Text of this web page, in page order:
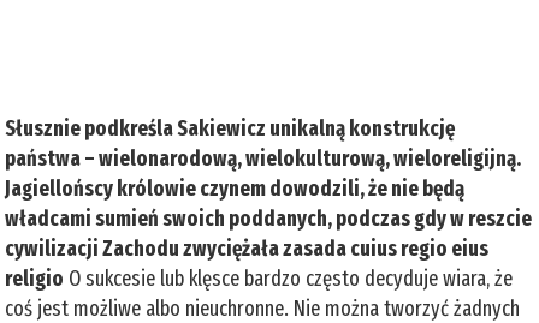
Słusznie podkreśla Sakiewicz unikalną konstrukcję
państwa – wielonarodową, wielokulturową, wieloreligijną.
Jagiellońscy królowie czynem dowodzili, że nie będą
władcami sumień swoich poddanych, podczas gdy w reszcie
cywilizacji Zachodu zwyciężała zasada cuius regio eius
religio O sukcesie lub klęsce bardzo często decyduje wiara, że
coś jest możliwe albo nieuchronne. Nie można tworzyć żadnych